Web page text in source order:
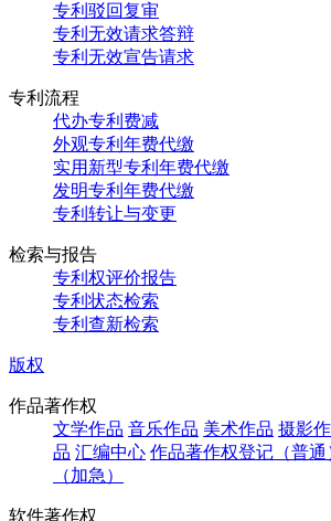
专利驳回复审
专利无效请求答辩
专利无效宣告请求
专利流程
代办专利费减
外观专利年费代缴
实用新型专利年费代缴
发明专利年费代缴
专利转让与变更
检索与报告
专利权评价报告
专利状态检索
专利查新检索
版权
作品著作权
文学作品 音乐作品 美术作品 摄影
品 汇编中心 作品著作权登记（普通
（加急）
软件著作权